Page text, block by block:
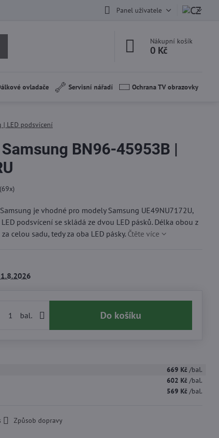
Panel uživatele
Nákupní košík
0 Kč
ovladače Servisní nářadí Ochrana TV obrazovky
| LED podsvícení
BN96-45953B |
69x)
je vhodné pro modely Samsung UE49NU7172U,
podsvícení se skládá ze dvou LED pásků. Délka obou z
celou sadu, tedy za oba LED pásky. Čtěte více
bal. Do košíku
669 Kč /bal.
602 Kč /bal.
569 Kč /bal.
Způsob dopravy